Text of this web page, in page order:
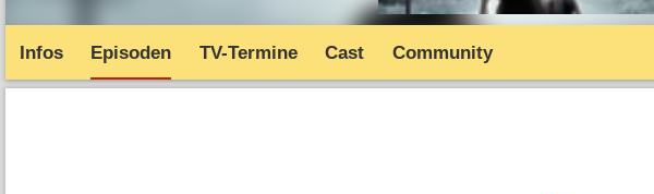
Infos Episoden TV-Termine Cast Community